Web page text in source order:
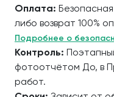
Оплата:
либо возврат 100%
Подробнее о
Контроль:
фотоотчётом До, в
работ.